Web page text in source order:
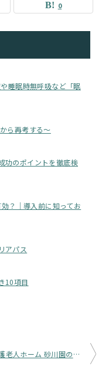
0
睡眠時無呼吸など「眠
ら再考する〜
功のポイントを徹底検
？｜導入前に知ってお
アパス
10項目
特別養護老人ホーム 砂川園の働き方改革の取り組み